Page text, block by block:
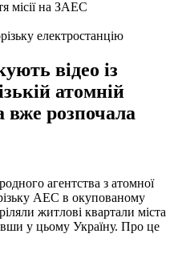
електростанцію
відео із
атомній
вже розпочала
агентства з атомної
АЕС в окупованому
житлові квартали міста
у цьому Україну. Про це